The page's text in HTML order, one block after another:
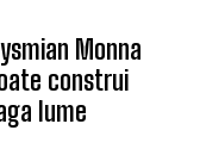
Monna
construi
lume